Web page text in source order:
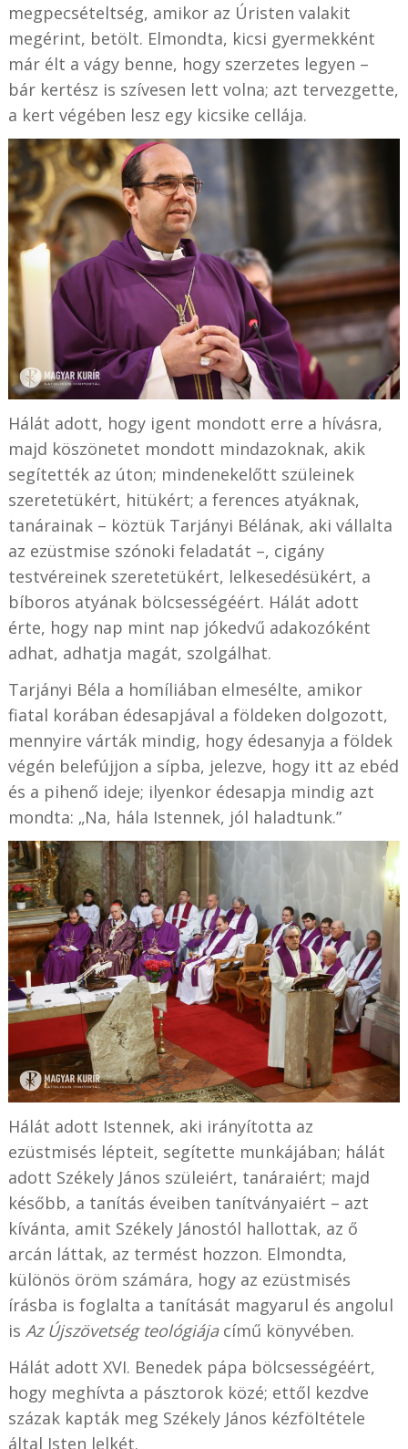
megpecsételtség, amikor az Úristen valakit
megérint, betölt. Elmondta, kicsi gyermekként
már élt a vágy benne, hogy szerzetes legyen –
bár kertész is szívesen lett volna; azt tervezgette,
a kert végében lesz egy kicsike cellája.
Hálát adott, hogy igent mondott erre a hívásra,
majd köszönetet mondott mindazoknak, akik
segítették az úton; mindenekelőtt szüleinek
szeretetükért, hitükért; a ferences atyáknak,
tanárainak – köztük Tarjányi Bélának, aki vállalta
az ezüstmise szónoki feladatát –, cigány
testvéreinek szeretetükért, lelkesedésükért, a
bíboros atyának bölcsességéért. Hálát adott
érte, hogy nap mint nap jókedvű adakozóként
adhat, adhatja magát, szolgálhat.
Tarjányi Béla a homíliában elmesélte, amikor
fiatal korában édesapjával a földeken dolgozott,
mennyire várták mindig, hogy édesanyja a földek
végén belefújjon a sípba, jelezve, hogy itt az ebéd
és a pihenő ideje; ilyenkor édesapja mindig azt
mondta: „Na, hála Istennek, jól haladtunk.”
Hálát adott Istennek, aki irányította az
ezüstmisés lépteit, segítette munkájában; hálát
adott Székely János szüleiért, tanáraiért; majd
később, a tanítás éveiben tanítványaiért – azt
kívánta, amit Székely Jánostól hallottak, az ő
arcán láttak, az termést hozzon. Elmondta,
különös öröm számára, hogy az ezüstmisés
írásba is foglalta a tanítását magyarul és angolul
is Az Újszövetség teológiájacímű könyvében.
Hálát adott XVI. Benedek pápa bölcsességéért,
hogy meghívta a pásztorok közé; ettől kezdve
százak kapták meg Székely János kézföltétele
által Isten lelkét.